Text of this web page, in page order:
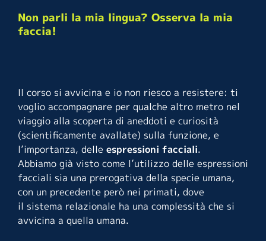
Non parli la mia lingua? Osserva la mia
faccia!
Il corso si avvicina e io non riesco a resistere: ti
voglio accompagnare per qualche altro metro nel
viaggio alla scoperta di aneddoti e curiosità
(scientificamente avallate) sulla funzione, e
l’importanza, delle espressioni facciali.
Abbiamo già visto come l’utilizzo delle espressioni
facciali sia una prerogativa della specie umana,
con un precedente però nei primati, dove
il sistema relazionale ha una complessità che si
avvicina a quella umana.